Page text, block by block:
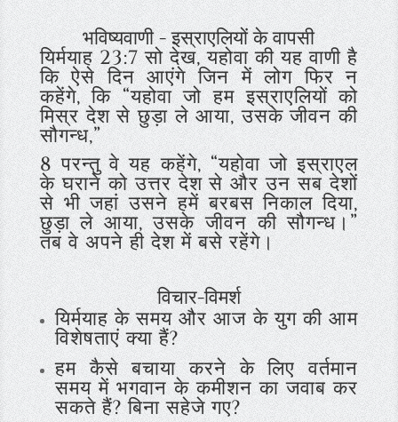
भविष्यवाणी - इस्राएलियों के वापसी
यिर्मयाह 23:7 सो देख, यहोवा की यह वाणी है
कि ऐसे दिन आएंगे जिन में लोग फिर न
कहेंगे, कि “यहोवा जो हम इस्राएलियों को
मिस्र देश से छुड़ा ले आया, उसके जीवन की
सौगन्ध,”
8 परन्तु वे यह कहेंगे, “यहोवा जो इस्राएल
के घराने को उत्तर देश से और उन सब देशों
से भी जहां उसने हमें बरबस निकाल दिया,
छुड़ा ले आया, उसके जीवन की सौगन्ध।”
तब वे अपने ही देश में बसे रहेंगे।
विचार-विमर्श
यिर्मयाह के समय और आज के युग की आम
विशेषताएं क्या हैं?
हम कैसे बचाया करने के लिए वर्तमान
समय में भगवान के कमीशन का जवाब कर
सकते हैं? बिना सहेजे गए?